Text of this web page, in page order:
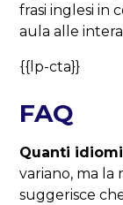
frasi inglesi in
aula alle
{{lp-cta}}
FAQ
Quanti
variano, ma la
suggerisce